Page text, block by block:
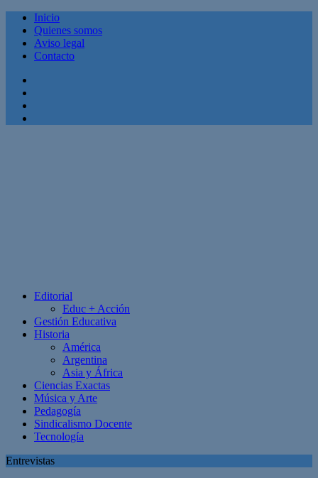
Inicio
Quienes somos
Aviso legal
Contacto
Editorial
Educ + Acción
Gestión Educativa
Historia
América
Argentina
Asia y África
Ciencias Exactas
Música y Arte
Pedagogía
Sindicalismo Docente
Tecnología
Entrevistas